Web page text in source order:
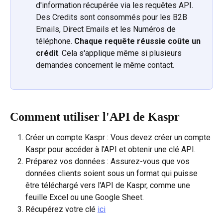
d'information récupérée via les requêtes API.
Des Credits sont consommés pour les B2B
Emails, Direct Emails et les Numéros de
téléphone. Chaque requête réussie coûte un
crédit. Cela s'applique même si plusieurs
demandes concernent le même contact.
Comment utiliser l'API de Kaspr
Créer un compte Kaspr : Vous devez créer un compte
Kaspr pour accéder à l'API et obtenir une clé API.
Préparez vos données : Assurez-vous que vos
données clients soient sous un format qui puisse
être téléchargé vers l'API de Kaspr, comme une
feuille Excel ou une Google Sheet.
Récupérez votre clé ici